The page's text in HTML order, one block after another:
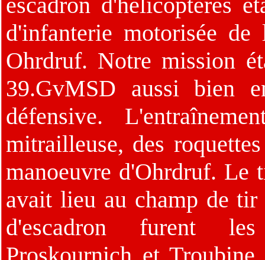
d'infanterie motorisée
Ohrdruf. Notre mission
39.GvMSD aussi bien
défensive.
mitrailleuse, des
manoeuvre d'Ohrdruf. Le
avait lieu au champ de
d'escadron furent les